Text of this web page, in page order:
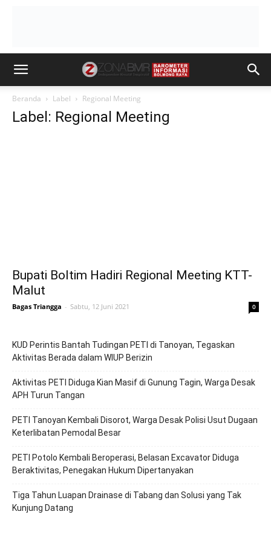
Beranda Label Regional Meeting
Label: Regional Meeting
Bupati Boltim Hadiri Regional Meeting KTT-
Malut
Bagas Triangga - Sabtu, 12 Juni 2021 0
KUD Perintis Bantah Tudingan PETI di Tanoyan, Tegaskan
Aktivitas Berada dalam WIUP Berizin
Aktivitas PETI Diduga Kian Masif di Gunung Tagin, Warga Desak
APH Turun Tangan
PETI Tanoyan Kembali Disorot, Warga Desak Polisi Usut Dugaan
Keterlibatan Pemodal Besar
PETI Potolo Kembali Beroperasi, Belasan Excavator Diduga
Beraktivitas, Penegakan Hukum Dipertanyakan
Tiga Tahun Luapan Drainase di Tabang dan Solusi yang Tak
Kunjung Datang